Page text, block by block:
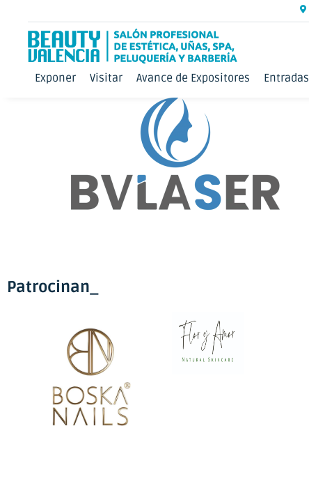
Exponer Visitar Avance de Expositores Entradas
Patrocinan_